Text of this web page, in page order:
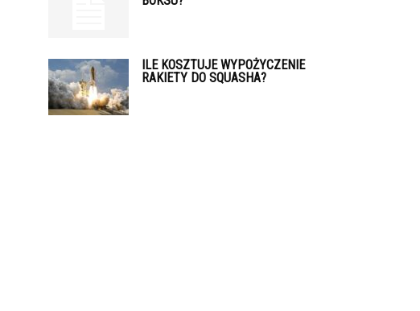
ILE KOSZTUJE WYPOŻYCZENIE
RAKIETY DO SQUASHA?